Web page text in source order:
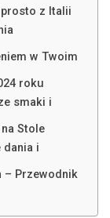
prosto z Italii
w Twoim
roku
smaki i
Stole
dania i
– Przewodnik